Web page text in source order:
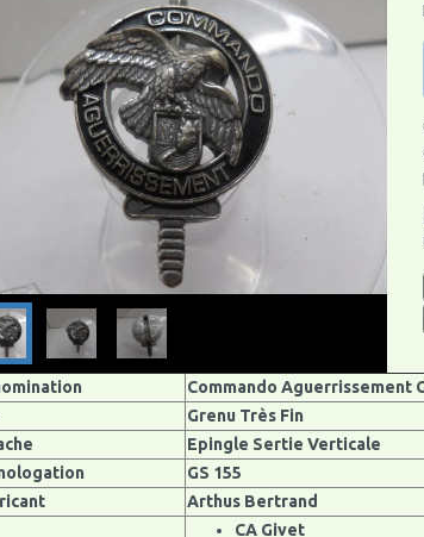
Commando Aguerrissement
Grenu Très Fin
Epingle Sertie Verticale
GS 155
Arthus Bertrand
CA Givet